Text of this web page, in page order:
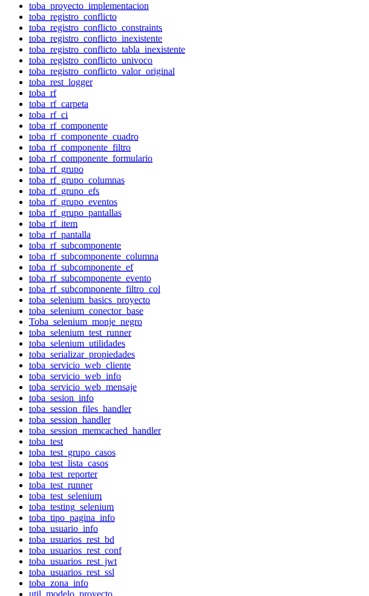
toba_proyecto_implementacion
toba_registro_conflicto
toba_registro_conflicto_constraints
toba_registro_conflicto_inexistente
toba_registro_conflicto_tabla_inexistente
toba_registro_conflicto_univoco
toba_registro_conflicto_valor_original
toba_rest_logger
toba_rf
toba_rf_carpeta
toba_rf_ci
toba_rf_componente
toba_rf_componente_cuadro
toba_rf_componente_filtro
toba_rf_componente_formulario
toba_rf_grupo
toba_rf_grupo_columnas
toba_rf_grupo_efs
toba_rf_grupo_eventos
toba_rf_grupo_pantallas
toba_rf_item
toba_rf_pantalla
toba_rf_subcomponente
toba_rf_subcomponente_columna
toba_rf_subcomponente_ef
toba_rf_subcomponente_evento
toba_rf_subcomponente_filtro_col
toba_selenium_basics_proyecto
toba_selenium_conector_base
Toba_selenium_monje_negro
toba_selenium_test_runner
toba_selenium_utilidades
toba_serializar_propiedades
toba_servicio_web_cliente
toba_servicio_web_info
toba_servicio_web_mensaje
toba_sesion_info
toba_session_files_handler
toba_session_handler
toba_session_memcached_handler
toba_test
toba_test_grupo_casos
toba_test_lista_casos
toba_test_reporter
toba_test_runner
toba_test_selenium
toba_testing_selenium
toba_tipo_pagina_info
toba_usuario_info
toba_usuarios_rest_bd
toba_usuarios_rest_conf
toba_usuarios_rest_jwt
toba_usuarios_rest_ssl
toba_zona_info
util_modelo_proyecto